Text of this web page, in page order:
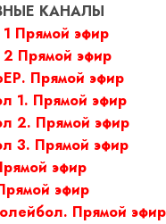
КАНАЛЫ
Прямой эфир
Прямой эфир
Прямой эфир
1. Прямой эфир
2. Прямой эфир
3. Прямой эфир
эфир
эфир
Прямой эфир